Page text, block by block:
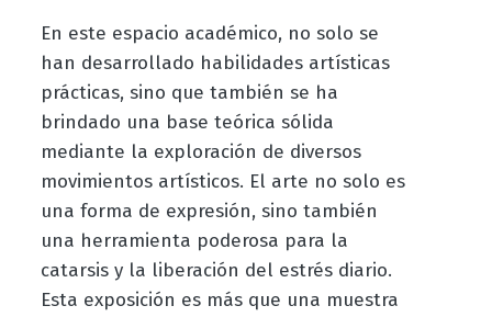
En este espacio académico, no solo se
han desarrollado habilidades artísticas
prácticas, sino que también se ha
brindado una base teórica sólida
mediante la exploración de diversos
movimientos artísticos. El arte no solo es
una forma de expresión, sino también
una herramienta poderosa para la
catarsis y la liberación del estrés diario.
Esta exposición es más que una muestra